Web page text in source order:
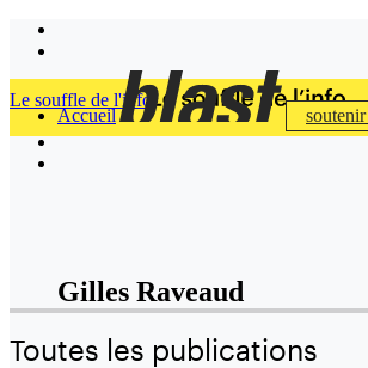
Accueil soutenir
Le souffle de l'info
Gilles Raveaud
Toutes les publications